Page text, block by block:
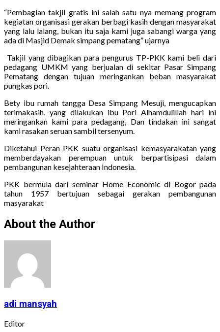
“Pembagian takjil gratis ini salah satu nya memang program
kegiatan organisasi gerakan berbagi kasih dengan masyarakat
yang lalu lalang, bukan itu saja kami juga sabangi warga yang
ada di Masjid Demak simpang pematang” ujarnya
Takjil yang dibagikan para pengurus TP-PKK kami beli dari
pedagang UMKM yang berjualan di sekitar Pasar Simpang
Pematang dengan tujuan meringankan beban masyarakat
pungkas pori.
Bety ibu rumah tangga Desa Simpang Mesuji, mengucapkan
terimakasih, yang dilakukan ibu Pori Alhamdulillah hari ini
meringankan kami para pedagang, Dan tindakan ini sangat
kami rasakan seruan sambil tersenyum.
Diketahui Peran PKK suatu organisasi kemasyarakatan yang
memberdayakan perempuan untuk berpartisipasi dalam
pembangunan kesejahteraan Indonesia.
PKK bermula dari seminar Home Economic di Bogor pada
tahun 1957 bertujuan sebagai gerakan pembangunan
masyarakat
About the Author
adi mansyah
Editor